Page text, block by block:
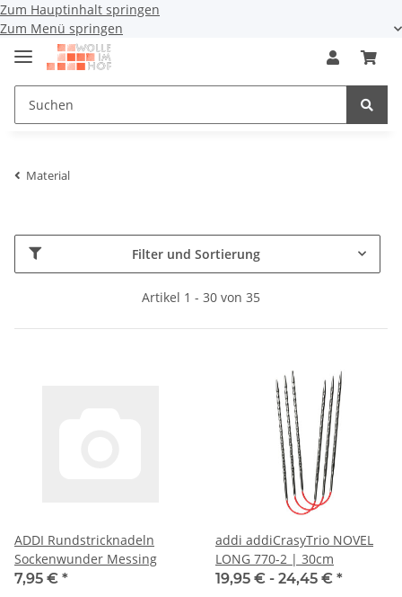
Zum Hauptinhalt springen
Zum Menü springen
Material
Filter und Sortierung
Artikel 1 - 30 von 35
ADDI Rundstricknadeln
Sockenwunder Messing
7,95 € *
addi addiCrasyTrio NOVEL
LONG 770-2 | 30cm
19,95 € - 24,45 € *